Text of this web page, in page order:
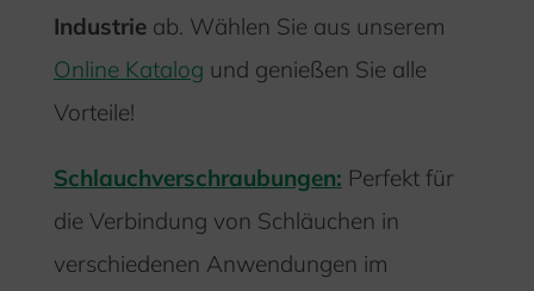
Industrieab. Wählen Sie aus unserem
Online Katalog und genießen Sie alle
Vorteile!
Schlauchverschraubungen: Perfekt für
die Verbindung von Schläuchen in
verschiedenen Anwendungen im